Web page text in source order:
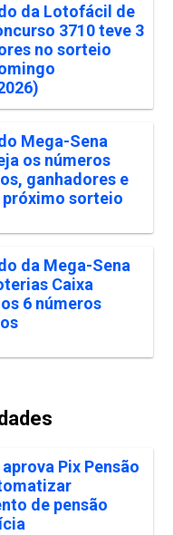
da Lotofácil de
3710 teve 3
no sorteio
Mega-Sena
os números
ganhadores e
sorteio
da Mega-Sena
Caixa
6 números
Pix Pensão
de pensão